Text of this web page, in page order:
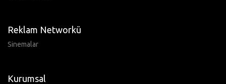
Reklam Networkü
Sinemalar
Kurumsal